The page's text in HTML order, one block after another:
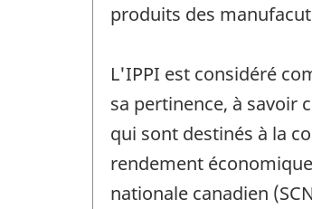
produits des
L'IPPI est considéré
sa pertinence, à savoir
qui sont destinés à la
rendement
nationale canadien